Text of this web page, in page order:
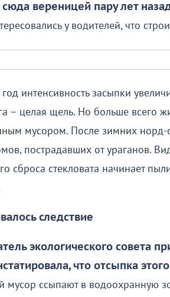
сюда вереницей пару лет
у водителей, что
интенсивность засыпки
– целая щель. Но больше всего
мусором. После зимних норд-
пострадавших от ураганов.
сброса стекловата начинает
следствие
экологического совета
что отсыпка
мусор ссыпают в водоохранную